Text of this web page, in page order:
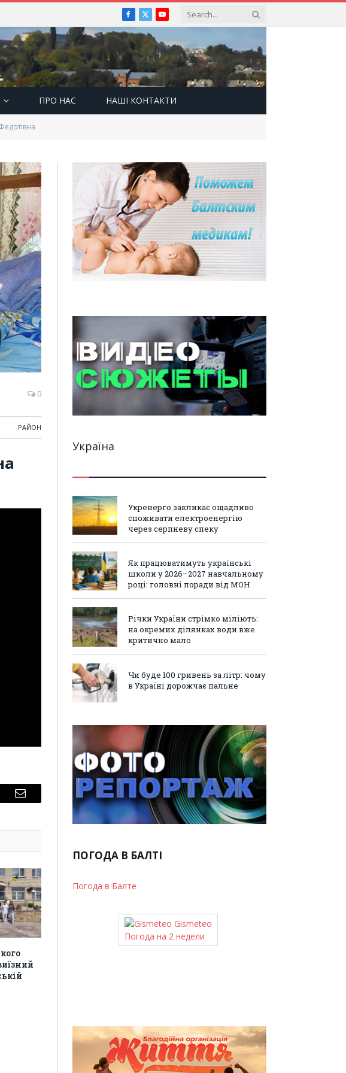
Facebook
X
(Twitter)
YouTube
ПРО НАС НАШІ КОНТАКТИ
0
РАЙОН
Email
Україна
Укренерго закликає ощадливо
споживати електроенергію
через серпневу спеку
Як працюватимуть українські
школи у 2026–2027 навчальному
році: головні поради від МОН
Річки України стрімко міліють:
на окремих ділянках води вже
критично мало
Чи буде 100 гривень за літр: чому
в Україні дорожчає пальне
ПОГОДА В БАЛТІ
Погода в Балте
Gismeteo
Погода на 2 недели